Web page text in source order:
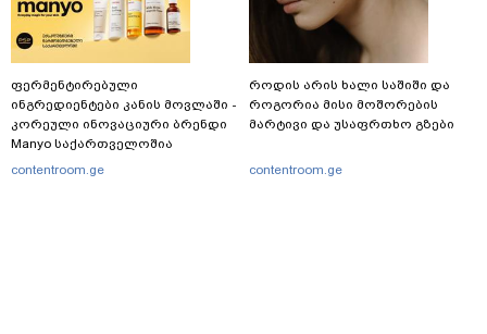
ფერმენტირებული
ინგრედიენტები კანის მოვლაში -
კორეული ინოვაციური ბრენდი
Manyo საქართველოშია
contentroom.ge
როდის არის ხალი საშიში და
როგორია მისი მოშორების
მარტივი და უსაფრთხო გზები
contentroom.ge